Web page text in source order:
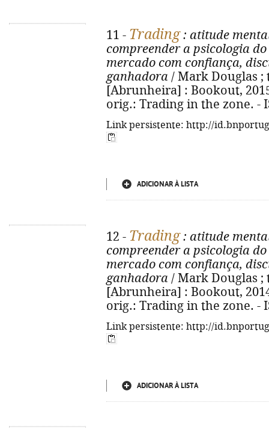
11 - Trading: atitude
compreender a psicologia
mercado com confiança,
ganhadora / Mark Douglas ;
[Abrunheira] : Bookout,
orig.: Trading in the zone. -
Link persistente: http://
ADICIONAR À LISTA
12 - Trading: atitude
compreender a psicologia
mercado com confiança,
ganhadora / Mark Douglas ;
[Abrunheira] : Bookout,
orig.: Trading in the zone. -
Link persistente: http://
ADICIONAR À LISTA